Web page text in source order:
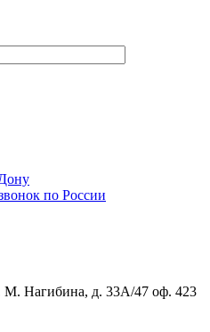
по России
М. Нагибина, д. 33А/47 оф. 423